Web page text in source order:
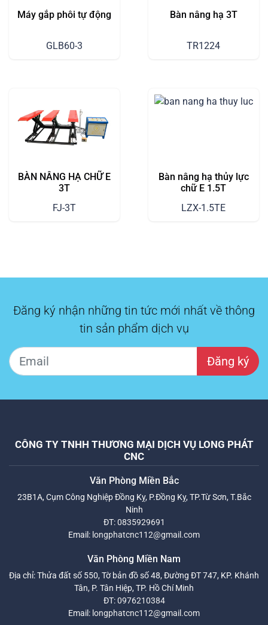
Máy gắp phôi tự động
GLB60-3
Bàn nâng hạ 3T
TR1224
BÀN NÂNG HẠ CHỮ E
3T
FJ-3T
Bàn nâng hạ thủy lực
chữ E 1.5T
LZX-1.5TE
Đăng ký nhận những tin tức mới nhất về thông
tin sản phẩm dịch vụ
Đăng ký
CÔNG TY TNHH THƯƠNG MẠI DỊCH VỤ LONG PHÁT
CNC
Văn Phòng Miền Bắc
23B1A, Cụm Công Nghiệp Đồng Kỵ, P.Đồng Kỵ, TP.Từ Sơn, T.Bắc
Ninh
ĐT:0835929691
Email: longphatcnc112@gmail.com
Văn Phòng Miền Nam
Địa chỉ: Thửa đất số 550, Tờ bản đồ số 48, Đường ĐT 747, KP. Khánh
Tân, P. Tân Hiệp, TP. Hồ Chí Minh
ĐT:0976210384
Email: longphatcnc112@gmail.com